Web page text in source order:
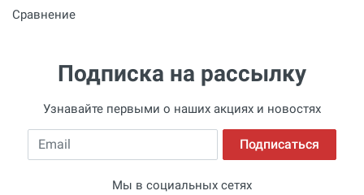
Сравнение
Подписка на рассылку
Узнавайте первыми о наших акциях и новостях
Email Подписаться
Мы в социальных сетях